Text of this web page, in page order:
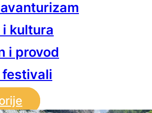
kultura
i provod
festivali